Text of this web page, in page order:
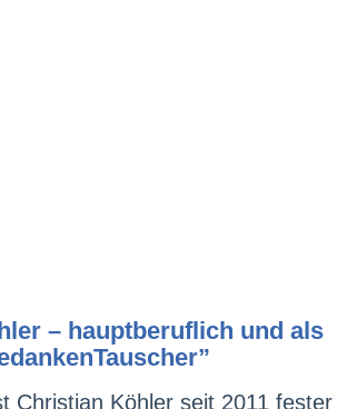
– hauptberuflich und als
Christian Köhler seit 2011 fester